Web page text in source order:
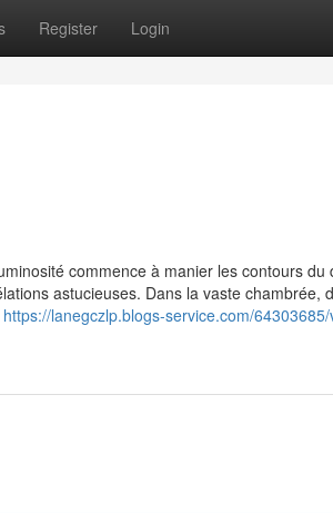
Register Login
commence à manier les contours du
astucieuses. Dans la vaste chambrée,
https://lanegczlp.blogs-service.com/